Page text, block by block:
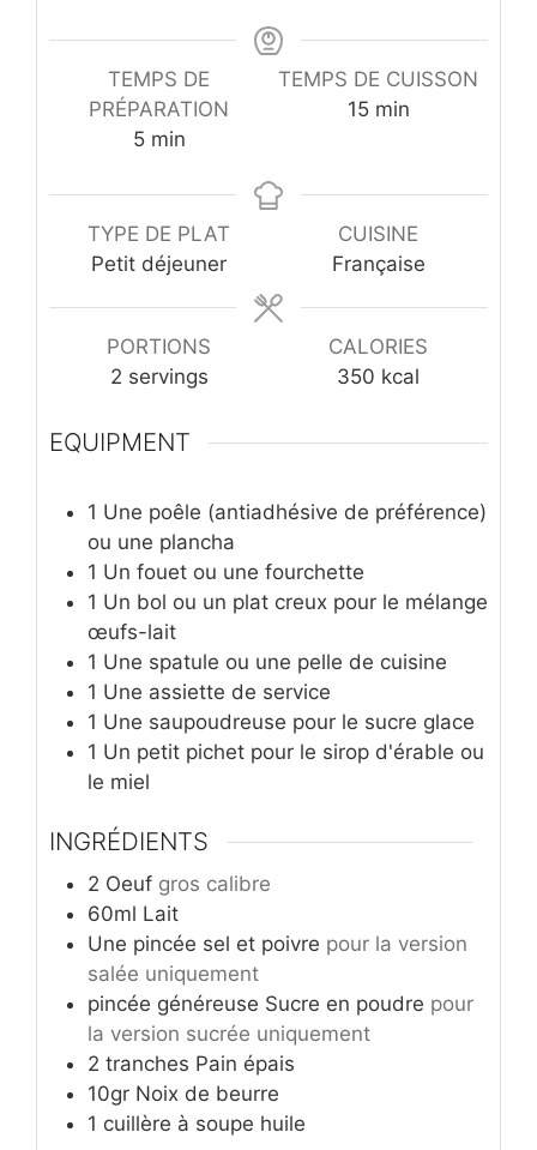
TEMPS DE
PRÉPARATION
5minutes
min
TEMPS DE CUISSON
15minutes
min
TYPE DE PLAT
Petit déjeuner
CUISINE
Française
PORTIONS
2 servings
CALORIES
350 kcal
EQUIPMENT
1 Une poêle (antiadhésive de préférence)
ou une plancha
1 Un fouet ou une fourchette
1 Un bol ou un plat creux pour le mélange
œufs-lait
1 Une spatule ou une pelle de cuisine
1 Une assiette de service
1 Une saupoudreuse pour le sucre glace
1 Un petit pichet pour le sirop d'érable ou
le miel
INGRÉDIENTS
2 Oeuf gros calibre
60ml Lait
Une pincée sel et poivre pour la version
salée uniquement
pincée généreuse Sucre en poudre pour
la version sucrée uniquement
2 tranches Pain épais
10gr Noix de beurre
1 cuillère à soupe huile